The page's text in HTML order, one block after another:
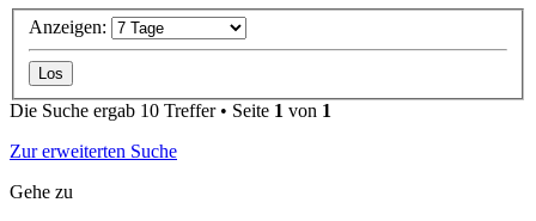
Anzeigen:
Die Suche ergab 10 Treffer • Seite 1 von 1
Zur erweiterten Suche
Gehe zu